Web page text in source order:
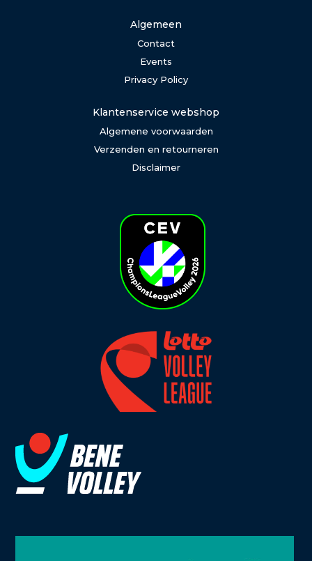
Algemeen
Contact
Events
Privacy Policy
Klantenservice webshop
Algemene voorwaarden
Verzenden en retourneren
Disclaimer